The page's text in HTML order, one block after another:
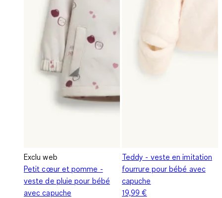
Exclu web
Petit cœur et pomme -
veste de pluie pour bébé
avec capuche
Teddy - veste en imitation
fourrure pour bébé avec
capuche
19,99 €